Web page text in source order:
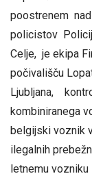
poostrenem
policistov
Celje, je ekipa
počivališču
Ljubljana,
kombiniranega
belgijski voznik
ilegalnih
letnemu